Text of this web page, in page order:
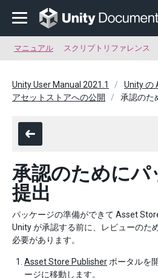
マニュアル スクリプトリファレンス
Unity User Manual 2021.1
Unity の
アセットストアへの公開
承認のた
承認のためにパ
提出
パッケージの準備ができて Asset
Unity が承認する前に、レビューのた
必要があります。
Asset Store Publisher ポータルを
ージに移動します。